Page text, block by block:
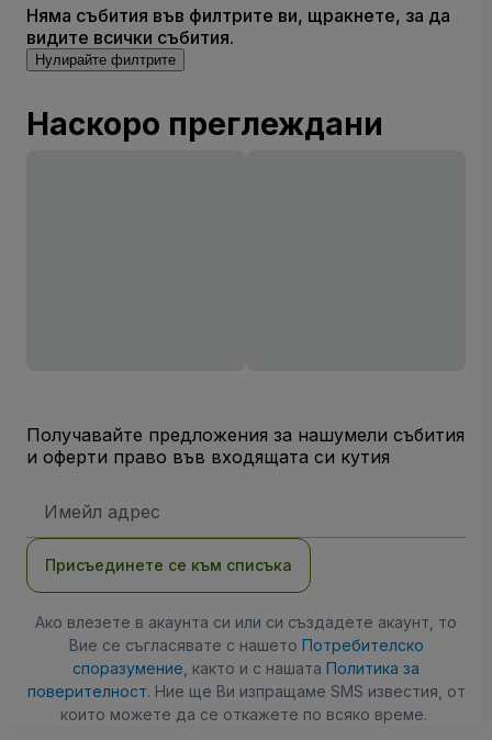
Няма събития във филтрите ви, щракнете, за да
видите всички събития.
Нулирайте филтрите
Наскоро преглеждани
Получавайте предложения за нашумели събития
и оферти право във входящата си кутия
адрес
Присъединете се към списъка
Ако влезете в акаунта си или си създадете акаунт, то
Вие се съгласявате с нашето Потребителско
споразумение , както и с нашата Политика за
поверителност. Ние ще Ви изпращаме SMS известия, от
които можете да се откажете по всяко време.